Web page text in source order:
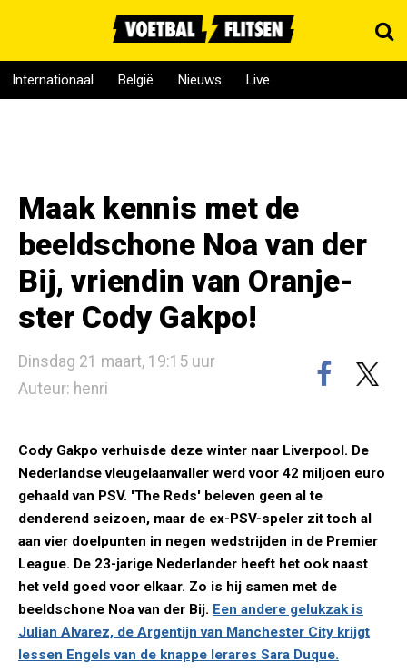
Internationaal België Nieuws Live
Maak kennis met de
beeldschone Noa van der
Bij, vriendin van Oranje-
ster Cody Gakpo!
Dinsdag 21 maart, 19:15 uur
Auteur: henri
Cody Gakpo verhuisde deze winter naar Liverpool. De
Nederlandse vleugelaanvaller werd voor 42 miljoen euro
gehaald van PSV. 'The Reds' beleven geen al te
denderend seizoen, maar de ex-PSV-speler zit toch al
aan vier doelpunten in negen wedstrijden in de Premier
League. De 23-jarige Nederlander heeft het ook naast
het veld goed voor elkaar. Zo is hij samen met de
beeldschone Noa van der Bij. Een andere gelukzak is
Julian Alvarez, de Argentijn van Manchester City krijgt
lessen Engels van de knappe lerares Sara Duque.